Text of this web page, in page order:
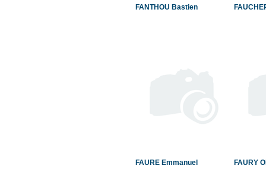
FANTHOU Bastien
FAURE Emmanuel FAURY